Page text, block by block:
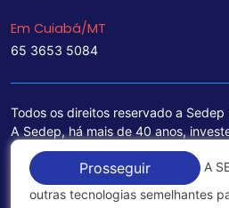
Em Cuiabá/MT
65 3653 5084
Todos os direitos reservado a
A Sedep, há mais de 40 anos,
treinamento de funcionários e na
ponta para a ampliação de seu
para a área jurídica, que
Prosseguir
A
outras tecnologias semelhantes